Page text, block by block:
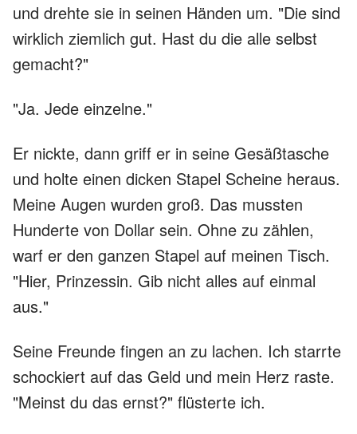
und drehte sie in seinen Händen um. "Die sind
wirklich ziemlich gut. Hast du die alle selbst
gemacht?"
"Ja. Jede einzelne."
Er nickte, dann griff er in seine Gesäßtasche
und holte einen dicken Stapel Scheine heraus.
Meine Augen wurden groß. Das mussten
Hunderte von Dollar sein. Ohne zu zählen,
warf er den ganzen Stapel auf meinen Tisch.
"Hier, Prinzessin. Gib nicht alles auf einmal
aus."
Seine Freunde fingen an zu lachen. Ich starrte
schockiert auf das Geld und mein Herz raste.
"Meinst du das ernst?" flüsterte ich.